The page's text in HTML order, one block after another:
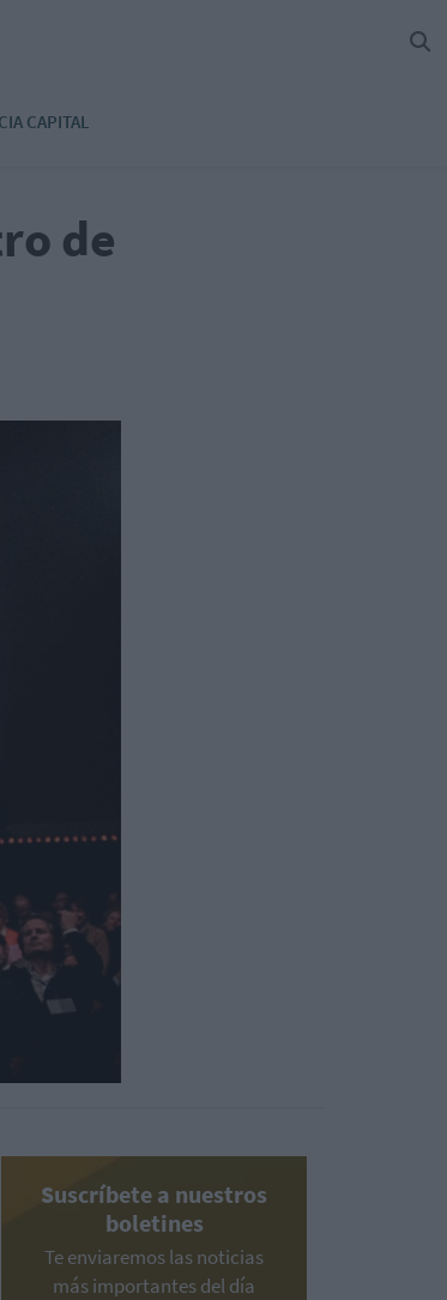
CAPITAL
de
Suscríbete a nuestros
boletines
Te enviaremos las noticias
más importantes del día